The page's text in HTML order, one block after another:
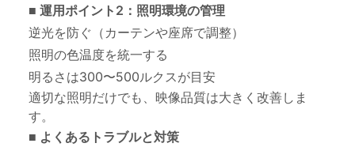
■ 運用ポイント2：照明環境の管理
逆光を防ぐ（カーテンや座席で調整）
照明の色温度を統一する
明るさは300〜500ルクスが目安
適切な照明だけでも、映像品質は大きく改善しま
す。
■ よくあるトラブルと対策